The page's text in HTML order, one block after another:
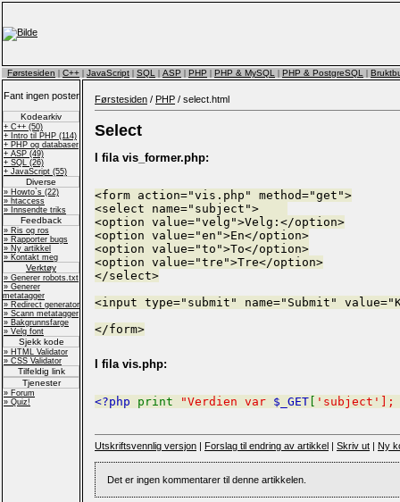
Førstesiden | C++ | JavaScript | SQL | ASP | PHP | PHP & MySQL | PHP & PostgreSQL |
Fant ingen poster
Kodearkiv
+ C++ (50)
+ Intro til PHP (114)
+ PHP og databaser
+ ASP (49)
+ SQL (26)
+ JavaScript (55)
Diverse
» Howto`s (22)
» htaccess
» Innsendte triks
Feedback
» Ris og ros
» Rapporter bugs
» Ny artikkel
» Kontakt meg
Verktøy
» Generer robots.txt
» Generer
metatagger
» Redirect generator
» Scann metatagger
» Bakgrunnsfarge
» Velg font
Sjekk kode
» HTML Validator
» CSS Validator
Tilfeldig link
Tjenester
» Forum
» Quiz!
Førstesiden / PHP / select.html
Select
I fila vis_former.php:
<form action="vis.php" method="get">
<select name="subject">
<option value="velg">Velg:</option>
<option value="en">En</option>
<option value="to">To</option>
<option value="tre">Tre</option>
</select>
<input type="submit" name="Submit"
</form>
I fila vis.php:
<?php print "Verdien var $_GET [ 'subject'];
Utskriftsvennlig versjon | Forslag til endring av artikkel | Skriv ut | Ny
Det er ingen kommentarer til denne artikkelen.